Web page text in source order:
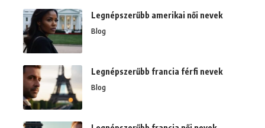
Legnépszerűbb amerikai női nevek
Blog
Legnépszerűbb francia férfi nevek
Blog